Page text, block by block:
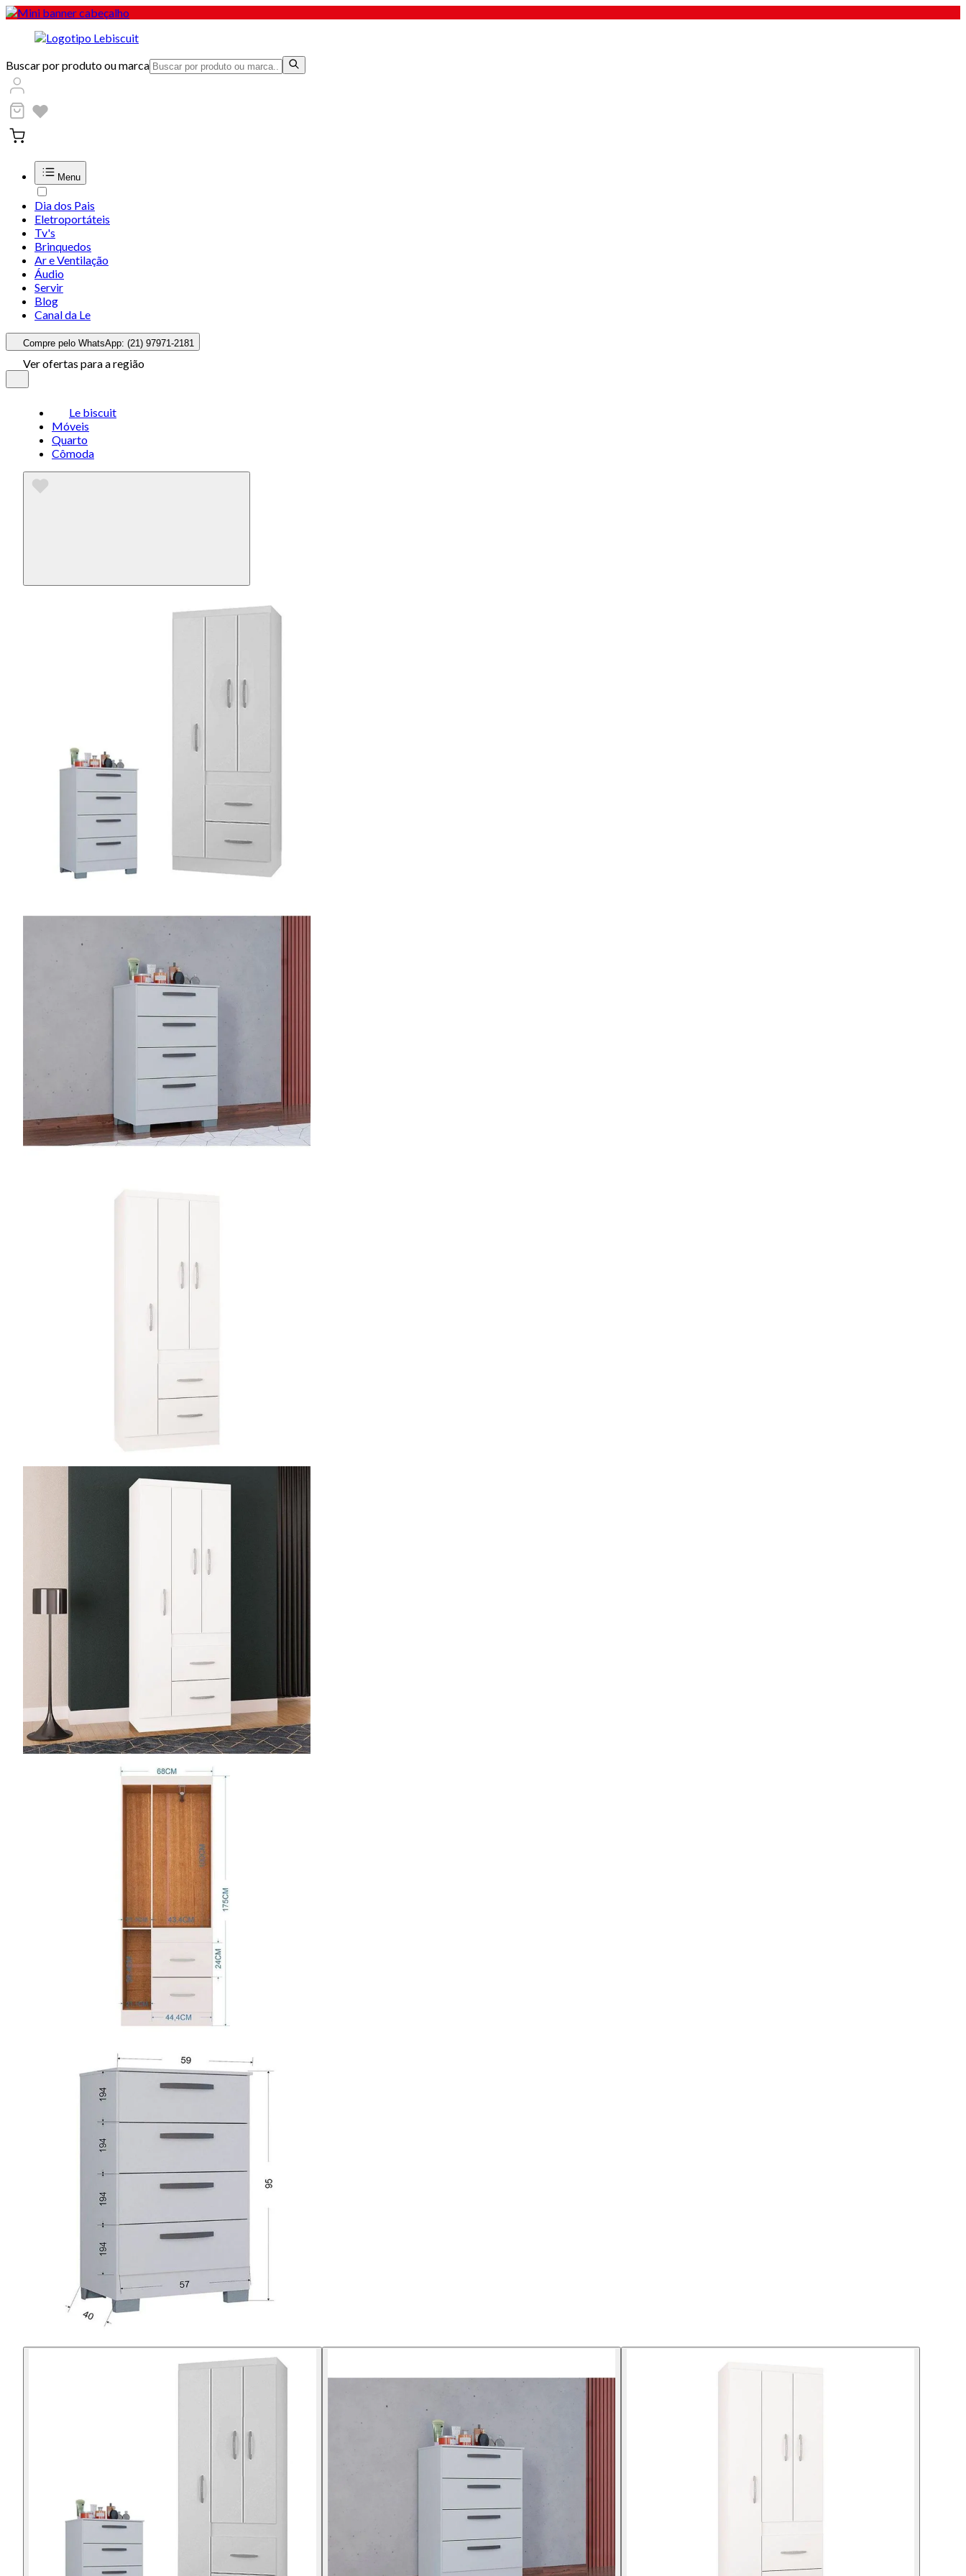
Buscar por produto ou marca
Menu
Dia dos Pais
Eletroportáteis
Tv's
Brinquedos
Ar e Ventilação
Áudio
Servir
Blog
Canal da Le
Compre pelo WhatsApp: (21) 97971-2181
Ver ofertas para a região
Le biscuit
Móveis
Quarto
Cômoda